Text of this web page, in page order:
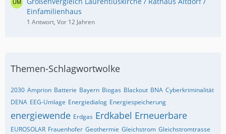
Einfamilienhaus
1 Antwort, Vor 12 Jahren
Themen-Schlagwortwolke
2030 Amprion Batterie Bayern Biogas Blackout BNA Cyberkriminalität
DENA EEG-Umlage Energiedialog Energiespeicherung
energiewende Erdgas Erdkabel Erneuerbare
EUROSOLAR Frauenhofer Geothermie Gleichstrom Gleichstromtrasse